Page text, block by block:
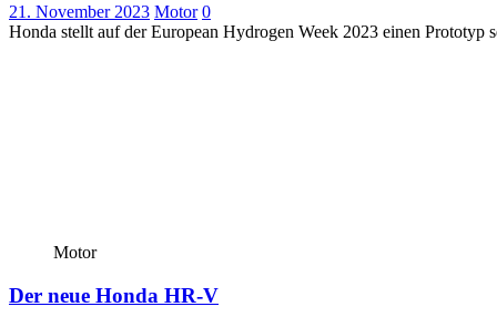
21. November 2023 Motor 0
Honda stellt auf der European Hydrogen Week 2023 einen Prototyp
Motor
Der neue Honda HR-V